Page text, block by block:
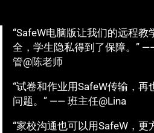
“SafeW电脑版让我们的远程教
全，学生隐私得到了保障。”
管@陈老师
“试卷和作业用SafeW传输，再
问题。” —— 班主任@Lina
“家校沟通也可以用SafeW，更